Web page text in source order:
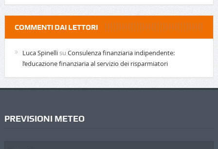
COMMENTI DAI LETTORI
Luca Spinellisu Consulenza finanziaria indipendente:
l’educazione finanziaria al servizio dei risparmiatori
PREVISIONI METEO